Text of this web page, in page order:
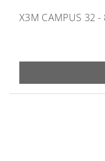
X3M CAMPUS 32 -